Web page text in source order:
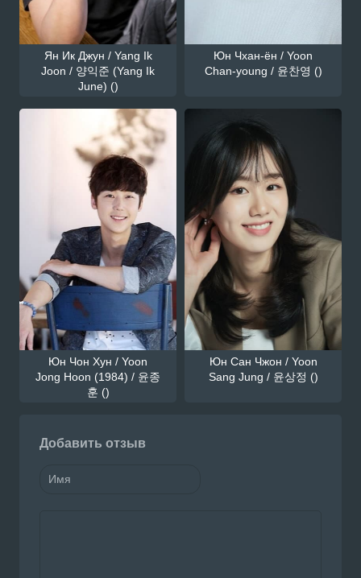
Ян Ик Джун / Yang Ik
Joon / 양익준 (Yang Ik
June) ()
Юн Чхан-ён / Yoon
Chan-young / 윤찬영 ()
Юн Чон Хун / Yoon
Jong Hoon (1984) / 윤종
훈 ()
Юн Сан Чжон / Yoon
Sang Jung / 윤상정 ()
Добавить отзыв